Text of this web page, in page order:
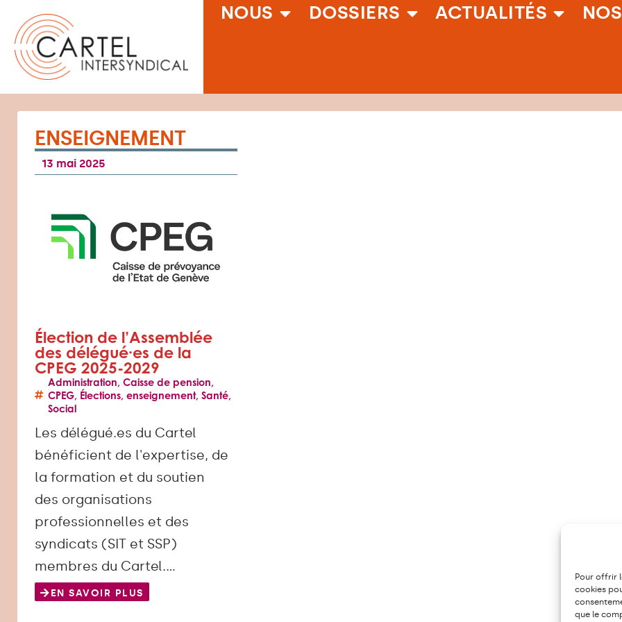
Pour offrir
cookies
que le
NOUS DOSSIERS ACTUALITÉS
ENSEIGNEMENT
13 mai 2025
Élection de l’Assemblée
des délégué·es de la
CPEG 2025-2029
Administration, Caisse de pension,
CPEG, Élections, enseignement, Santé,
Social
Les délégué.es du Cartel
bénéficient de l'expertise, de
la formation et du soutien
des organisations
professionnelles et des
syndicats (SIT et SSP)
membres du Cartel.…
EN SAVOIR PLUS